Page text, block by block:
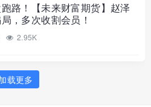
路！【未来财富期货】赵泽
，多次收割会员！
2.95K
载更多